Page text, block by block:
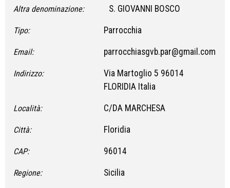
Altra denominazione: S. GIOVANNI BOSCO
Tipo: Parrocchia
Email: parrocchiasgvb.par@gmail.com
Indirizzo:
Via Martoglio 5 96014
FLORIDIA Italia
Località: C/DA MARCHESA
Città: Floridia
CAP: 96014
Regione: Sicilia